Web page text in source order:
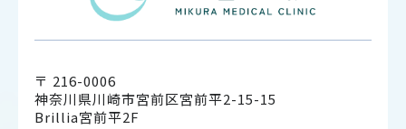
〒 216-0006
神奈川県川崎市宮前区宮前平2-15-15
Brillia宮前平2F